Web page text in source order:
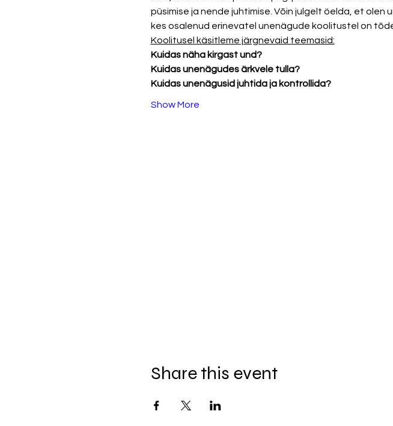
püsimise ja nende juhtimise. Võin julgelt öelda, et
kes osalenud erinevatel unenägude koolitustel on
Koolitusel käsitleme järgnevaid teemasid:
Kuidas näha kirgast und?
Kuidas unenägudes ärkvele tulla?
Kuidas unenägusid juhtida ja kontrollida?
Show More
Share this event